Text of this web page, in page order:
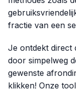
fractie van een
Je ontdekt direct
door simpelweg
gewenste
klikken! Onze